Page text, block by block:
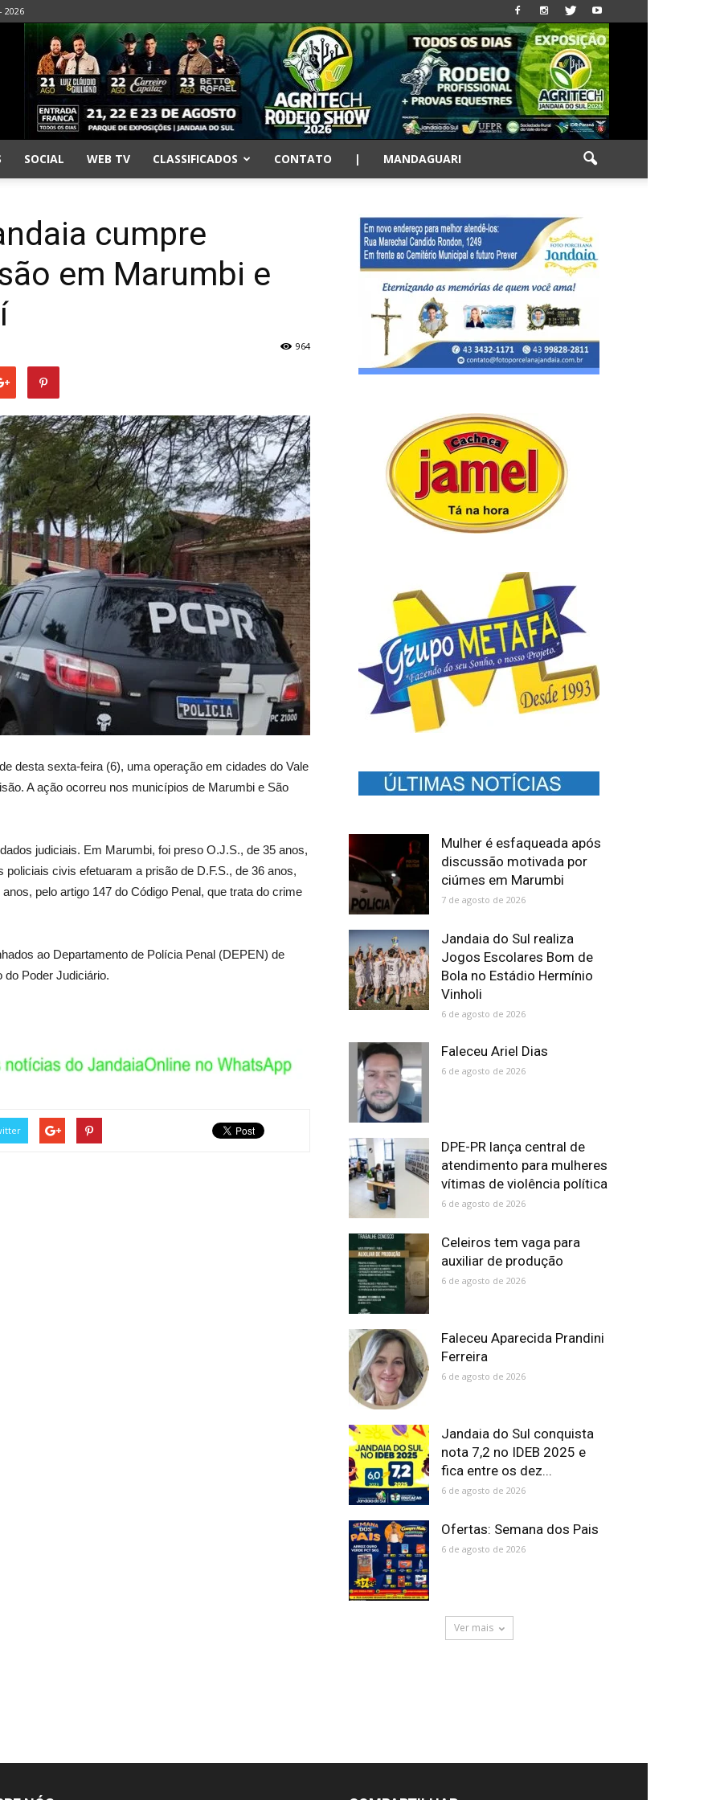
2026
SOCIAL WEB TV CLASSIFICADOS CONTATO | MANDAGUARI
cumpre
em Marumbi e
964
desta sexta-feira (6), uma operação em cidades do Vale
A ação ocorreu nos municípios de Marumbi e São
judiciais. Em Marumbi, foi preso O.J.S., de 35 anos,
civis efetuaram a prisão de D.F.S., de 36 anos,
pelo artigo 147 do Código Penal, que trata do crime
ao Departamento de Polícia Penal (DEPEN) de
do Poder Judiciário.
Mulher é esfaqueada após
discussão motivada por
ciúmes em Marumbi
7 de agosto de 2026
Jandaia do Sul realiza
Jogos Escolares Bom de
Bola no Estádio Hermínio
Vinholi
6 de agosto de 2026
Faleceu Ariel Dias
6 de agosto de 2026
DPE-PR lança central de
atendimento para mulheres
vítimas de violência política
6 de agosto de 2026
Celeiros tem vaga para
auxiliar de produção
6 de agosto de 2026
Faleceu Aparecida Prandini
Ferreira
6 de agosto de 2026
Jandaia do Sul conquista
nota 7,2 no IDEB 2025 e
fica entre os dez...
6 de agosto de 2026
Ofertas: Semana dos Pais
6 de agosto de 2026
Ver mais